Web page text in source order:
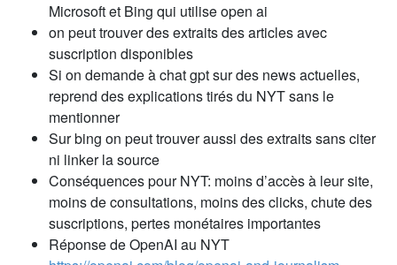
Microsoft et Bing qui utilise open ai
on peut trouver des extraits des articles avec
suscription disponibles
Si on demande à chat gpt sur des news actuelles,
reprend des explications tirés du NYT sans le
mentionner
Sur bing on peut trouver aussi des extraits sans citer
ni linker la source
Conséquences pour NYT: moins d’accès à leur site,
moins de consultations, moins des clicks, chute des
suscriptions, pertes monétaires importantes
Réponse de OpenAI au NYT